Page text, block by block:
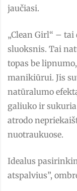
jaučiasi.
„Clean Girl“ –
sluoksnis. Tai
topas be
manikiūrui. Jis
natūralumo
galiuko ir
atrodo
nuotraukuose.
Idealus
atspalvius”,